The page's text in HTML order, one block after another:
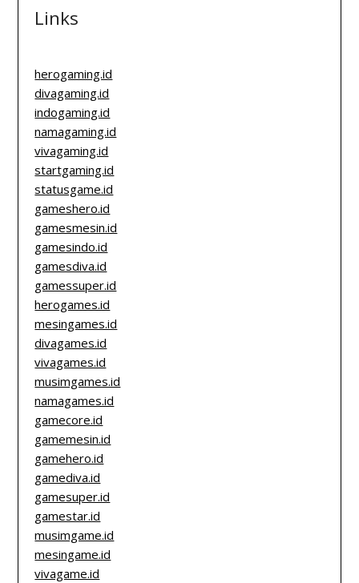
Links
herogaming.id
divagaming.id
indogaming.id
namagaming.id
vivagaming.id
startgaming.id
statusgame.id
gameshero.id
gamesmesin.id
gamesindo.id
gamesdiva.id
gamessuper.id
herogames.id
mesingames.id
divagames.id
vivagames.id
musimgames.id
namagames.id
gamecore.id
gamemesin.id
gamehero.id
gamediva.id
gamesuper.id
gamestar.id
musimgame.id
mesingame.id
vivagame.id